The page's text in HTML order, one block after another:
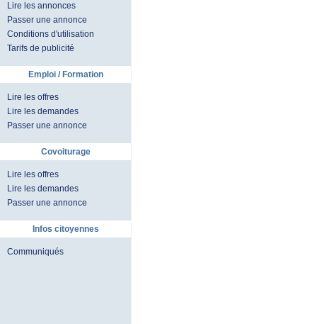
Lire les annonces
Passer une annonce
Conditions d'utilisation
Tarifs de publicité
Emploi / Formation
Lire les offres
Lire les demandes
Passer une annonce
Covoiturage
Lire les offres
Lire les demandes
Passer une annonce
Infos citoyennes
Communiqués